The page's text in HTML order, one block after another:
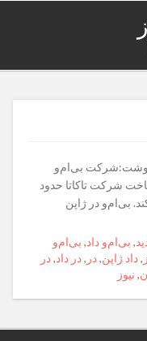
نوشت:شرکت بی‌ام‌و
شرکت تاکاتا حدود
بی‌ام‌و در ژاپن
, بی‌ام‌و داد, بی‌ام‌و
,داد ژاپن,در ,در داد,در
, نیوز